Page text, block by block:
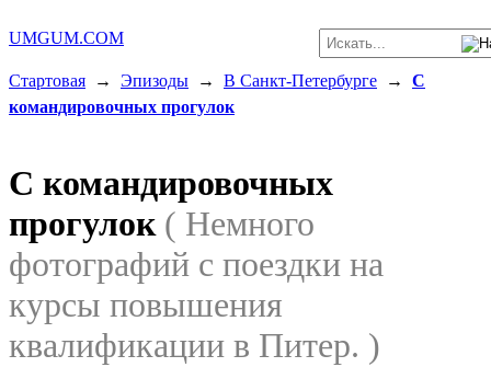
UMGUM.COM
Стартовая → Эпизоды → В Санкт-Петербурге → С
командировочных прогулок
С командировочных
прогулок ( Немного
фотографий с поездки на
курсы повышения
квалификации в Питер. )